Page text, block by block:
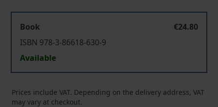
Book
€24.80
ISBN 978-3-86618-630-9
Available
Prices include VAT. Depending on the delivery address, VAT
may vary at checkout.